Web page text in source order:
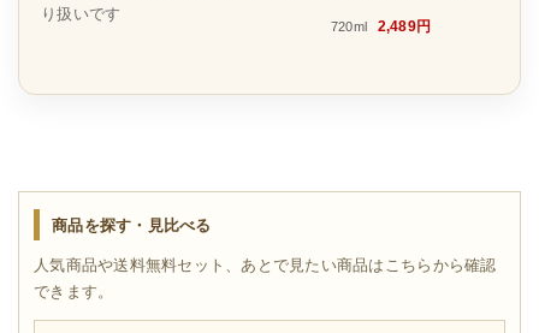
り扱いです
720ml 2,489円
商品を探す・見比べる
人気商品や送料無料セット、あとで見たい商品はこちらから確認
できます。